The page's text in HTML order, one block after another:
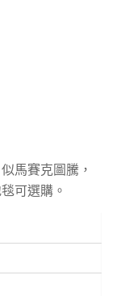
馬賽克圖騰，
可選購。